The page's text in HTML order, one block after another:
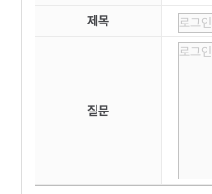
제목
질문